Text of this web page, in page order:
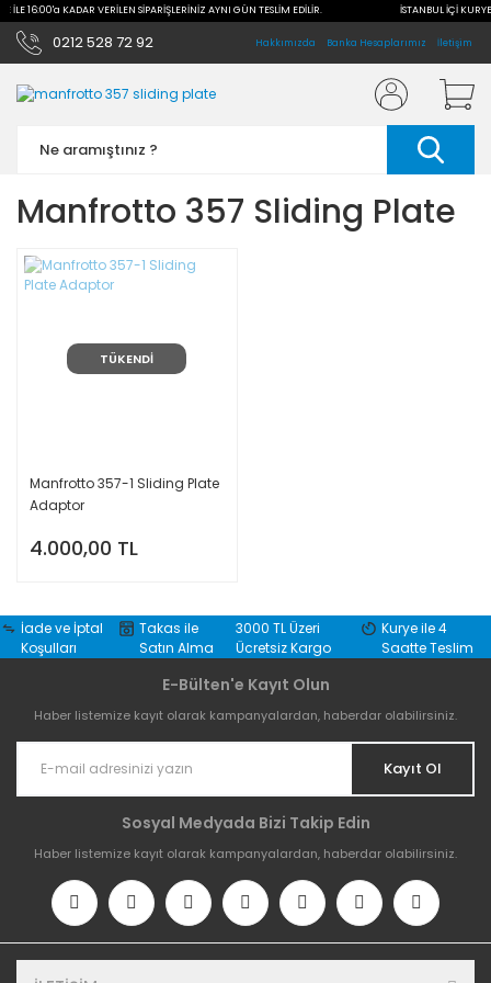
İLE 16:00'a KADAR VERİLEN SİPARİŞLERİNİZ AYNI GÜN TESLİM EDİLİR. İSTANBUL İÇİ
0212 528 72 92 Hakkımızda Banka Hesaplarımız İletişim
Manfrotto 357 Sliding Plate
TÜKENDİ
Manfrotto 357-1 Sliding Plate
Adaptor
4.000,00 TL
İade ve İptal
Koşulları
Takas ile
Satın Alma
3000 TL Üzeri
Ücretsiz Kargo
Kurye ile 4
Saatte Teslim
E-Bülten'e Kayıt Olun
Haber listemize kayıt olarak kampanyalardan, haberdar olabilirsiniz.
Kayıt Ol
Sosyal Medyada Bizi Takip Edin
Haber listemize kayıt olarak kampanyalardan, haberdar olabilirsiniz.